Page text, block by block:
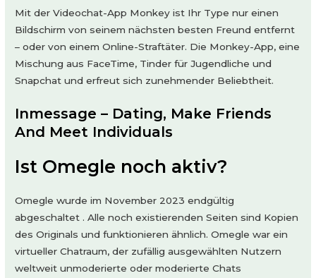
Mit der Videochat-App Monkey ist Ihr Type nur einen
Bildschirm von seinem nächsten besten Freund entfernt
– oder von einem Online-Straftäter. Die Monkey-App, eine
Mischung aus FaceTime, Tinder für Jugendliche und
Snapchat und erfreut sich zunehmender Beliebtheit.
Inmessage – Dating, Make Friends
And Meet Individuals
Ist Omegle noch aktiv?
Omegle wurde im November 2023 endgültig
abgeschaltet . Alle noch existierenden Seiten sind Kopien
des Originals und funktionieren ähnlich. Omegle war ein
virtueller Chatraum, der zufällig ausgewählten Nutzern
weltweit unmoderierte oder moderierte Chats